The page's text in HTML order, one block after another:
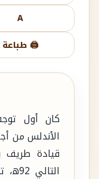
A
🖨️ طباعة
كان أول
قيادة طريف